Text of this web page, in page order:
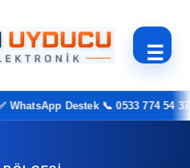
☰
Destek 📞 0533 774 54 37